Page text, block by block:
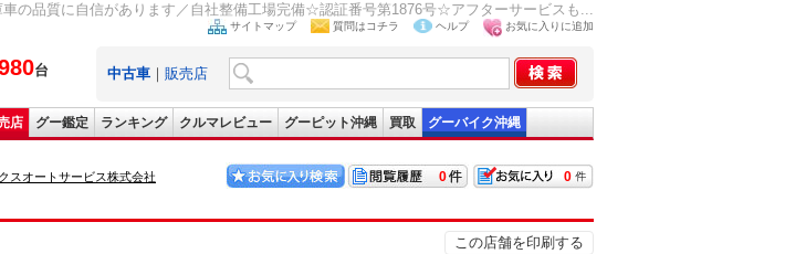
の品質に自信があります／自社整備工場完備☆認証番号第1876号☆アフターサービスも...
台
サイトマップ 質問はコチラ ヘルプ お気に入りに追加
中古車 ｜ 販売店
店 グー鑑定 ランキング クルマレビュー グーピット沖縄 買取 グーバイク沖縄
スオートサービス株式会社
0
0
この店舗を印刷する